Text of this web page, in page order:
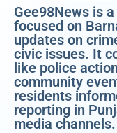
Gee98News is
focused on
updates on
civic issues. It
like police
community
residents
reporting in
media channels.